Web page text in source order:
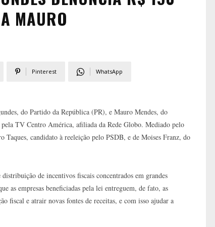
MAURO
Pinterest WhatsApp
do Partido da República (PR), e Mauro Mendes, do
TV Centro América, afiliada da Rede Globo. Mediado pelo
candidato à reeleição pelo PSDB, e de Moises Franz, do
de incentivos fiscais concentrados em grandes
as empresas beneficiadas pela lei entreguem, de fato, as
fiscal e atrair novas fontes de receitas, e com isso ajudar a